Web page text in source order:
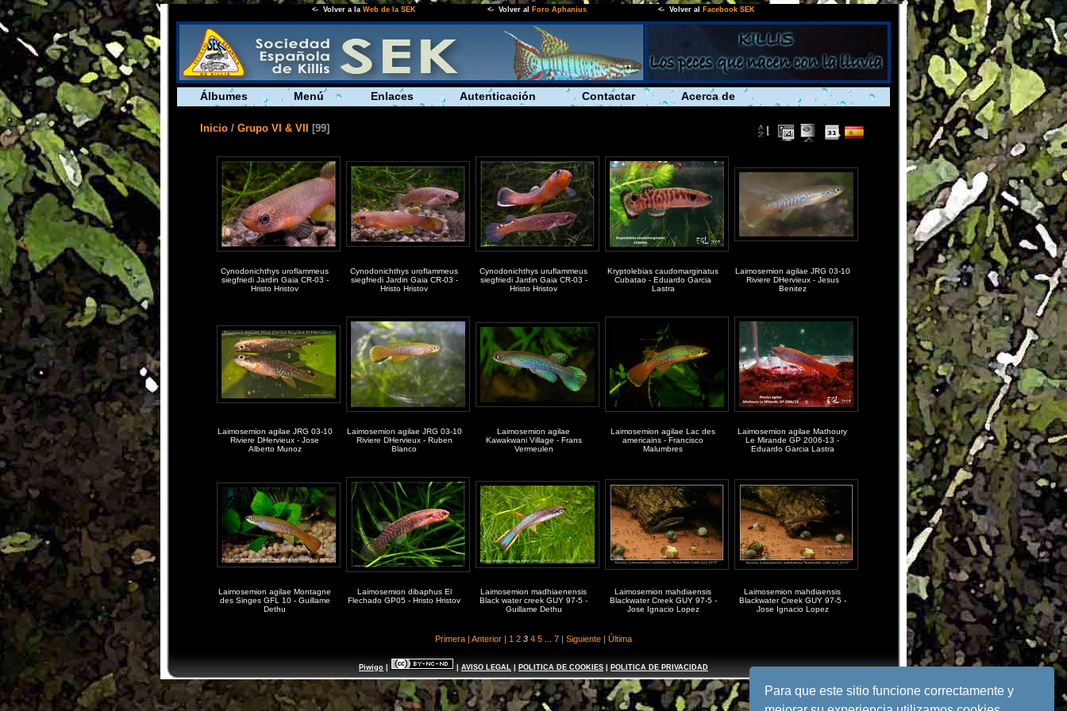
Para que este sitio funcione correctamente y
<- Volver a la Web de la SEK <- Volver al Foro Aphanius <- Volver al Facebook SEK
Álbumes Menú Enlaces Autenticación Contactar Acerca de
Inicio/ Grupo VI & VII [99]
Cynodonichthys uroflammeus
siegfriedi Jardin Gaia CR-03 -
Hristo Hristov
Cynodonichthys uroflammeus
siegfriedi Jardin Gaia CR-03 -
Hristo Hristov
Cynodonichthys uruflammeus
siegfriedi Jardin Gaia CR-03 -
Hristo Hristov
Kryptolebias caudomarginatus
Cubatao - Eduardo Garcia
Lastra
Laimosemion agilae JRG 03-10
Riviere DHervieux - Jesus
Benitez
Laimosemion agilae JRG 03-10
Riviere DHervieux - Jose
Alberto Munoz
Laimosemion agilae JRG 03-10
Riviere DHervieux - Ruben
Blanco
Laimosemion agilae
Kawakwani Village - Frans
Vermeulen
Laimosemion agilae Lac des
americains - Francisco
Malumbres
Laimosemion agilae Mathoury
Le Mirande GP 2006-13 -
Eduardo Garcia Lastra
Laimosemion agilae Montagne
des Singes GFL 10 - Guillame
Dethu
Laimosemion dibaphus El
Flechado GP05 - Hristo Hristov
Laimosemion madhiaenensis
Black water creek GUY 97-5 -
Guillame Dethu
Laimosemion mahdiaensis
Blackwater Creek GUY 97-5 -
Jose Ignacio Lopez
Laimosemion mahdiaensis
Blackwater Creek GUY 97-5 -
Jose Ignacio Lopez
Primera | Anterior | 1 2 3 4 5 7 | Siguiente | Última
Piwigo AVISO LEGAL POLITICA DE COOKIES POLITICA DE PRIVACIDAD